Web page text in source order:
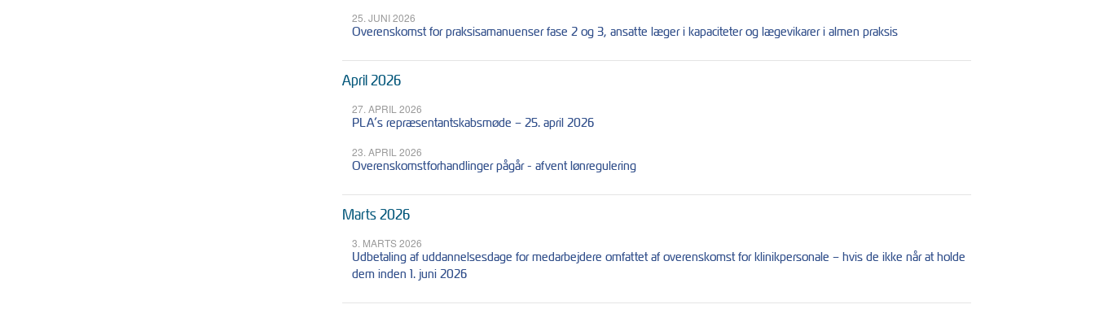
25. JUNI 2026
Overenskomst for praksisamanuenser fase 2 og 3, ansatte læger i kapaciteter og lægevikarer i almen praksis
April 2026
27. APRIL 2026
PLA’s repræsentantskabsmøde – 25. april 2026
23. APRIL 2026
Overenskomstforhandlinger pågår - afvent lønregulering
Marts 2026
3. MARTS 2026
Udbetaling af uddannelsesdage for medarbejdere omfattet af overenskomst for klinikpersonale – hvis de ikke når at holde
dem inden 1. juni 2026